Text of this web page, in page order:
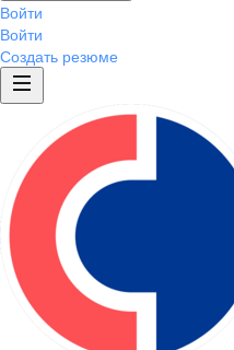
Войти
Войти
Создать резюме